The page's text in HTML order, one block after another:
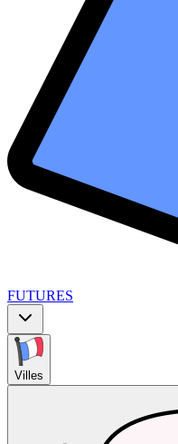
FUTURES
Villes